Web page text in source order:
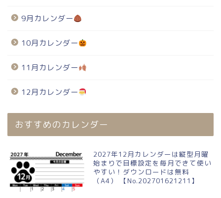
9月カレンダー
10月カレンダー
11月カレンダー
12月カレンダー
おすすめのカレンダー
2027年12月カレンダーは縦型月曜
始まりで目標設定を毎月できて使い
やすい！ダウンロードは無料
（A4） 【No.202701621211】